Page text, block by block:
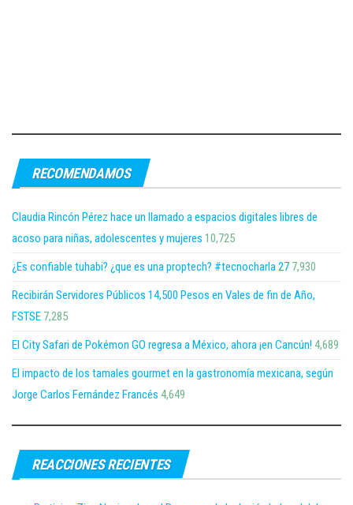
RECOMENDAMOS
Claudia Rincón Pérez hace un llamado a espacios digitales libres de
acoso para niñas, adolescentes y mujeres 10,725
¿Es confiable tuhabi? ¿que es una proptech? #tecnocharla 27 7,930
Recibirán Servidores Públicos 14,500 Pesos en Vales de fin de Año,
FSTSE 7,285
El City Safari de Pokémon GO regresa a México, ahora ¡en Cancún! 4,689
El impacto de los tamales gourmet en la gastronomía mexicana, según
Jorge Carlos Fernández Francés 4,649
REACCIONES RECIENTES